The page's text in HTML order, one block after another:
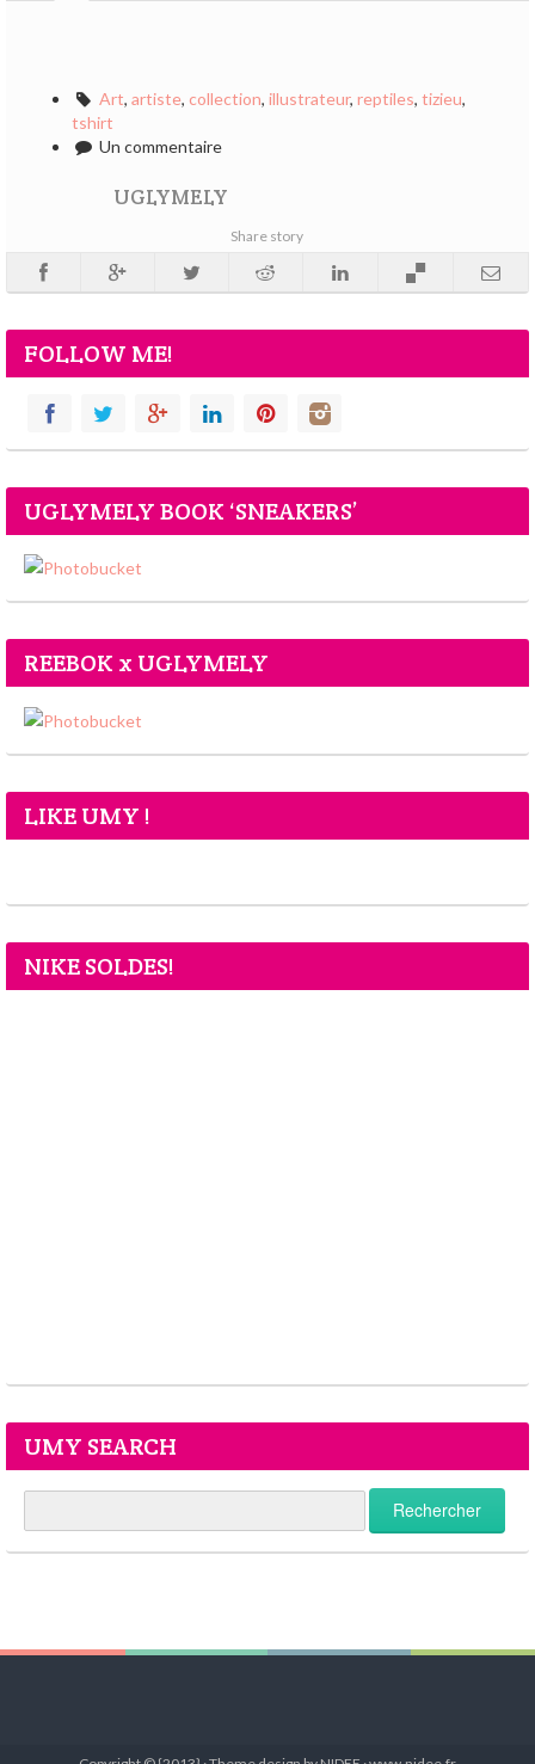
Art, artiste, collection, illustrateur, reptiles, tizieu,
tshirt
Un commentaire
UGLYMELY
Share story
FOLLOW ME!
UGLYMELY BOOK ‘SNEAKERS’
REEBOK x UGLYMELY
LIKE UMY !
NIKE SOLDES!
UMY SEARCH